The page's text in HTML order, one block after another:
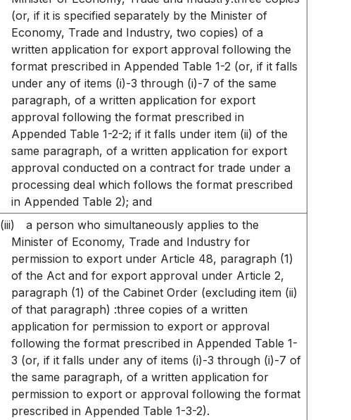
(or, if it is specified separately by the Minister of
Economy, Trade and Industry, two copies) of a
written application for export approval following the
format prescribed in Appended Table 1-2 (or, if it falls
under any of items (i)-3 through (i)-7 of the same
paragraph, of a written application for export
approval following the format prescribed in
Appended Table 1-2-2; if it falls under item (ii) of the
same paragraph, of a written application for export
approval conducted on a contract for trade under a
processing deal which follows the format prescribed
in Appended Table 2); and
(iii)
a person who simultaneously applies to the
Minister of Economy, Trade and Industry for
permission to export under Article 48, paragraph (1)
of the Act and for export approval under Article 2,
paragraph (1) of the Cabinet Order (excluding item (ii)
of that paragraph) :three copies of a written
application for permission to export or approval
following the format prescribed in Appended Table 1-
3 (or, if it falls under any of items (i)-3 through (i)-7 of
the same paragraph, of a written application for
permission to export or approval following the format
prescribed in Appended Table 1-3-2).